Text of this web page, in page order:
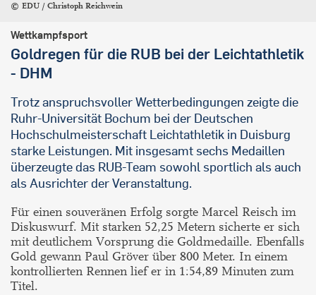
EDU / Christoph Reichwein
Wettkampfsport
Goldregen für die RUB bei der Leichtathletik
- DHM
Trotz anspruchsvoller Wetterbedingungen zeigte die
Ruhr-Universität Bochum bei der Deutschen
Hochschulmeisterschaft Leichtathletik in Duisburg
starke Leistungen. Mit insgesamt sechs Medaillen
überzeugte das RUB-Team sowohl sportlich als auch
als Ausrichter der Veranstaltung.
Für einen souveränen Erfolg sorgte Marcel Reisch im
Diskuswurf. Mit starken 52,25 Metern sicherte er sich
mit deutlichem Vorsprung die Goldmedaille. Ebenfalls
Gold gewann Paul Gröver über 800 Meter. In einem
kontrollierten Rennen lief er in 1:54,89 Minuten zum
Titel.